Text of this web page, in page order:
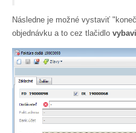
Následne je možné vystaviť
objednávku a to cez tlačidlo